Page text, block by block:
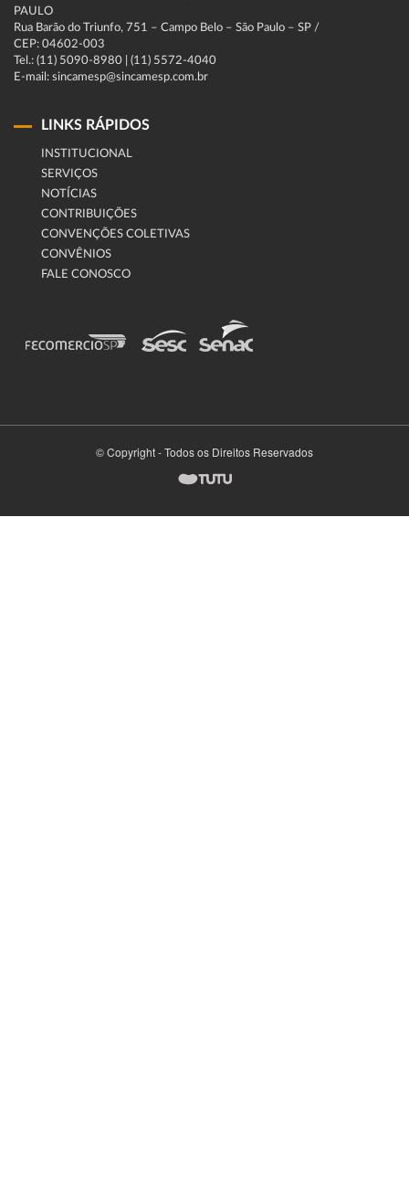
PAULO
Rua Barão do Triunfo, 751 – Campo Belo – São Paulo – SP /
CEP: 04602-003
Tel.: (11) 5090-8980 | (11) 5572-4040
E-mail: sincamesp@sincamesp.com.br
LINKS RÁPIDOS
INSTITUCIONAL
SERVIÇOS
NOTÍCIAS
CONTRIBUIÇÕES
CONVENÇÕES COLETIVAS
CONVÊNIOS
FALE CONOSCO
© Copyright - Todos os Direitos Reservados